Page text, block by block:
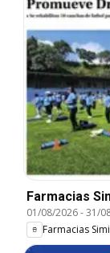
Farmacias
01/08/2026-31/
Farmacias